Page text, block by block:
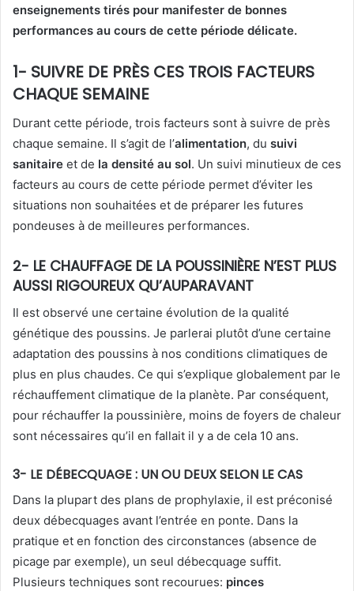
enseignements tirés pour manifester de bonnes
performances au cours de cette période délicate.
1- SUIVRE DE PRÈS CES TROIS FACTEURS
CHAQUE SEMAINE
Durant cette période, trois facteurs sont à suivre de près
chaque semaine. Il s’agit de l’alimentation, du suivi
sanitaire et de la densité au sol. Un suivi minutieux de ces
facteurs au cours de cette période permet d’éviter les
situations non souhaitées et de préparer les futures
pondeuses à de meilleures performances.
2- LE CHAUFFAGE DE LA POUSSINIÈRE N’EST PLUS
AUSSI RIGOUREUX QU’AUPARAVANT
Il est observé une certaine évolution de la qualité
génétique des poussins. Je parlerai plutôt d’une certaine
adaptation des poussins à nos conditions climatiques de
plus en plus chaudes. Ce qui s’explique globalement par le
réchauffement climatique de la planète. Par conséquent,
pour réchauffer la poussinière, moins de foyers de chaleur
sont nécessaires qu’il en fallait il y a de cela 10 ans.
3- LE DÉBECQUAGE : UN OU DEUX SELON LE CAS
Dans la plupart des plans de prophylaxie, il est préconisé
deux débecquages avant l’entrée en ponte. Dans la
pratique et en fonction des circonstances (absence de
picage par exemple), un seul débecquage suffit.
Plusieurs techniques sont recourues: pinces